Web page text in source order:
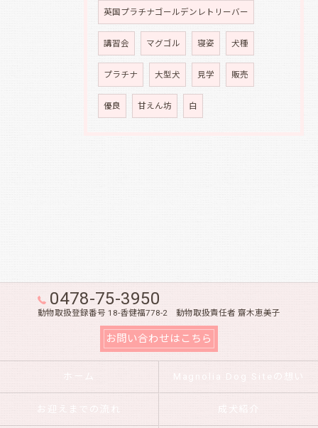
英国プラチナゴールデンレトリーバー
講習会 マグゴル 寝姿 犬種
プラチナ 大型犬 見学 販売
優良 甘えん坊 白
0478-75-3950
動物取扱登録番号 18-香健福778-2 動物取扱責任者 齋木恵美子
お問い合わせはこちら
ホーム Magnolia Dog Siteの想い
お迎えまでの流れ 成犬紹介